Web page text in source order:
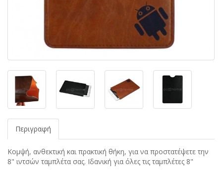
Περιγραφή
Κομψή, ανθεκτική και πρακτική θήκη, για να προστατέψετε την
8" ιντσών ταμπλέτα σας. Ιδανική για όλες τις ταμπλέτες 8"